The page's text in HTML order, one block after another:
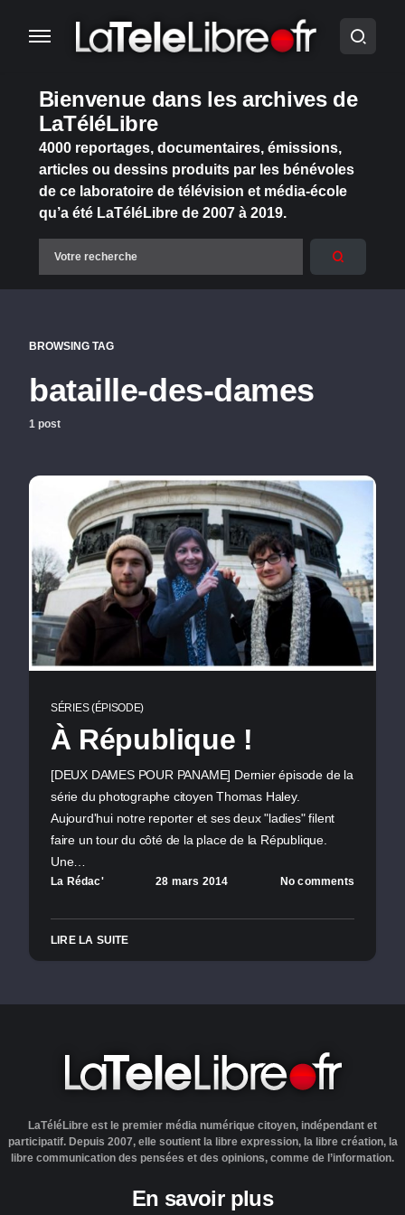
Bienvenue dans les archives de
LaTéléLibre
4000 reportages, documentaires, émissions,
articles ou dessins produits par les bénévoles
de ce laboratoire de télévision et média-école
qu’a été LaTéléLibre de 2007 à 2019.
BROWSING TAG
bataille-des-dames
1 post
SÉRIES (ÉPISODE)
À République !
[DEUX DAMES POUR PANAME] Dernier épisode de la
série du photographe citoyen Thomas Haley.
Aujourd'hui notre reporter et ses deux "ladies" filent
faire un tour du côté de la place de la République.
Une…
La Rédac' 28 mars 2014 No comments
LIRE LA SUITE
LaTéléLibre est le premier média numérique citoyen, indépendant et
participatif. Depuis 2007, elle soutient la libre expression, la libre création, la
libre communication des pensées et des opinions, comme de l’information.
En savoir plus